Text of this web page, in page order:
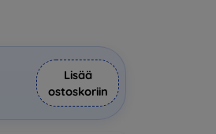
Lisää
ostoskoriin